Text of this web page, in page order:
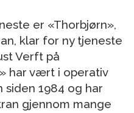
er «Thorbjørn»,
klar for ny tjeneste
Verft på
har vært i operativ
siden 1984 og har
gjennom mange